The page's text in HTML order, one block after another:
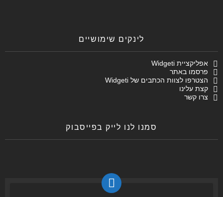
לינקים שימושיים
אפליקציית Widgeti
פרסמו באתר
הצטרפו לצוות הכתבים של Widgeti
קצת עלינו
צרו קשר
סמנו לנו לייק בפייסבוק